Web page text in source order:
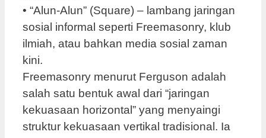
• “Alun-Alun” (Square) – lambang jaringan
sosial informal seperti Freemasonry, klub
ilmiah, atau bahkan media sosial zaman
kini.
Freemasonry menurut Ferguson adalah
salah satu bentuk awal dari “jaringan
kekuasaan horizontal” yang menyaingi
struktur kekuasaan vertikal tradisional. Ia